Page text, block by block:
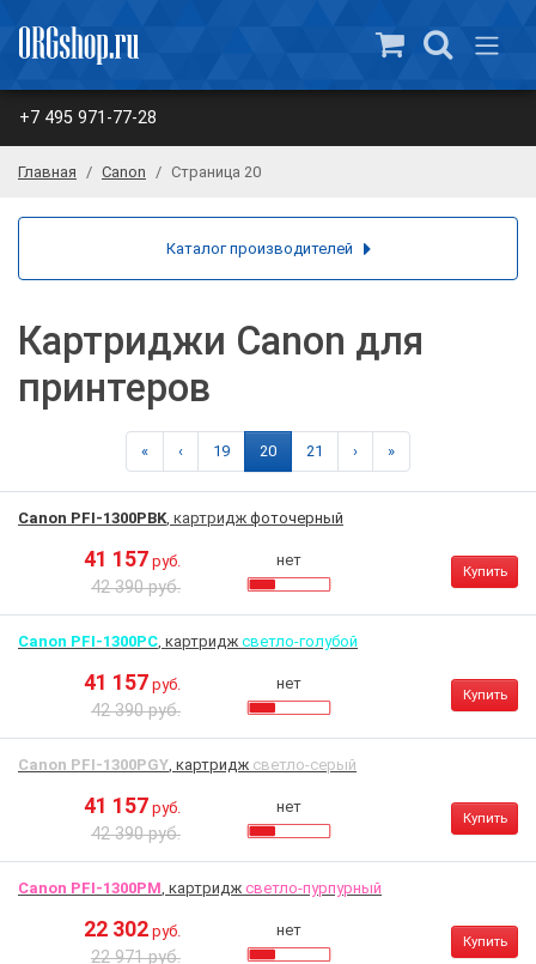
+7 495 971-77-28
Главная Canon Страница 20
Картриджи Canon для
принтеров
« ‹ 19 20 21 › »
Canon PFI-1300PBK, картридж фоточерный
41 157 руб.
42 390 руб.
нет
Купить
Canon PFI-1300PC, картридж светло-голубой
41 157 руб.
42 390 руб.
нет
Купить
Canon PFI-1300PGY, картридж светло-серый
41 157 руб.
42 390 руб.
нет
Купить
Canon PFI-1300PM, картридж светло-пурпурный
22 302 руб.
22 971 руб.
нет
Купить